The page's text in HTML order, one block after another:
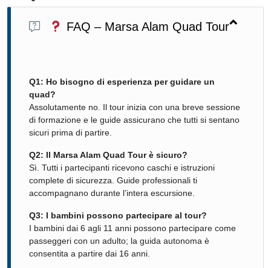
FAQ – Marsa Alam Quad Tour
Q1: Ho bisogno di esperienza per guidare un
quad?
Assolutamente no. Il tour inizia con una breve sessione
di formazione e le guide assicurano che tutti si sentano
sicuri prima di partire.
Q2: Il Marsa Alam Quad Tour è sicuro?
Sì. Tutti i partecipanti ricevono caschi e istruzioni
complete di sicurezza. Guide professionali ti
accompagnano durante l’intera escursione.
Q3: I bambini possono partecipare al tour?
I bambini dai 6 agli 11 anni possono partecipare come
passeggeri con un adulto; la guida autonoma è
consentita a partire dai 16 anni.